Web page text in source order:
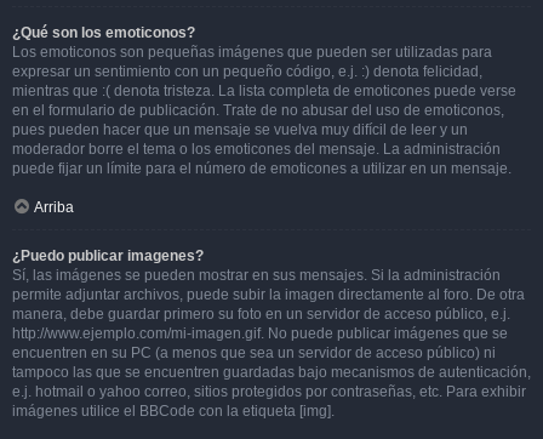
¿Qué son los emoticonos?
Los emoticonos son pequeñas imágenes que pueden ser utilizadas para
expresar un sentimiento con un pequeño código, e.j. :) denota felicidad,
mientras que :( denota tristeza. La lista completa de emoticones puede verse
en el formulario de publicación. Trate de no abusar del uso de emoticonos,
pues pueden hacer que un mensaje se vuelva muy difícil de leer y un
moderador borre el tema o los emoticones del mensaje. La administración
puede fijar un límite para el número de emoticones a utilizar en un mensaje.
Arriba
¿Puedo publicar imagenes?
Sí, las imágenes se pueden mostrar en sus mensajes. Si la administración
permite adjuntar archivos, puede subir la imagen directamente al foro. De otra
manera, debe guardar primero su foto en un servidor de acceso público, e.j.
http://www.ejemplo.com/mi-imagen.gif. No puede publicar imágenes que se
encuentren en su PC (a menos que sea un servidor de acceso público) ni
tampoco las que se encuentren guardadas bajo mecanismos de autenticación,
e.j. hotmail o yahoo correo, sitios protegidos por contraseñas, etc. Para exhibir
imágenes utilice el BBCode con la etiqueta [img].